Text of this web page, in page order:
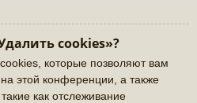
cookies»?
которые позволяют вам
этой конференции, а также
как отслеживание